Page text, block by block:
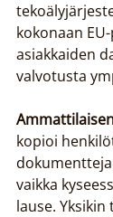
kokonaan
asiakkaiden
valvotusta
kopioi
vaikka
lause.